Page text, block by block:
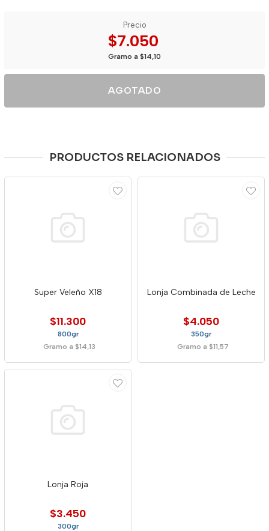
Precio
$7.050
Gramo a $14,10
AGOTADO
PRODUCTOS RELACIONADOS
Super Veleño X18
$11.300
800gr
Gramo a $14,13
Lonja Combinada de Leche
$4.050
350gr
Gramo a $11,57
Lonja Roja
$3.450
300gr